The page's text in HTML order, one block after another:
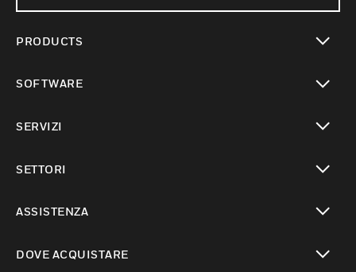
PRODUCTS
SOFTWARE
SERVIZI
SETTORI
ASSISTENZA
DOVE ACQUISTARE